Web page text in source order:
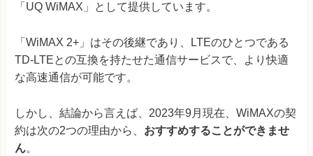
「UQ WiMAX」として提供しています。
「WiMAX 2+」はその後継であり、LTEのひとつである
TD-LTEとの互換を持たせた通信サービスで、より快適
な高速通信が可能です。
しかし、結論から言えば、2023年9月現在、WiMAXの契
約は次の2つの理由から、 おすすめすることができませ
ん。